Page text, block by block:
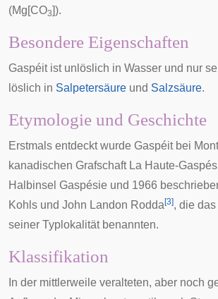
(Mg[CO3]).
Besondere Eigenschaften
Gaspéit ist unlöslich in Wasser und nur
löslich in Salpetersäure und Salzsäure.
Etymologie und Geschichte
Erstmals entdeckt wurde Gaspéit bei
kanadischen Grafschaft La Haute-
Halbinsel Gaspésie und 1966
Kohls und John Landon Rodda [3], die
seiner Typlokalitätbenannten.
Klassifikation
In der mittlerweile veralteten, aber noch